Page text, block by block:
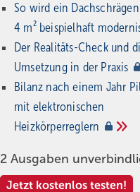
So wird ein
4 m² beispielhaft
Der Realitäts-Check und
Umsetzung in der Praxis
Bilanz nach einem Jahr
mit elektronischen
Heizkörperreglern
2 Ausgaben
Jetzt kostenlos testen!